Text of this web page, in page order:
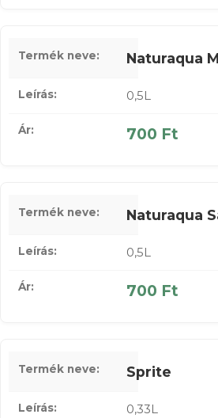
Naturaqua
0,5L
700 Ft
Naturaqua
0,5L
700 Ft
Sprite
0,33L